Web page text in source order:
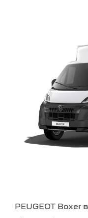
PEUGEOT Boxer